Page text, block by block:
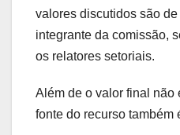
valores discutidos são
integrante da comissão,
os relatores setoriais.
Além de o valor final não
fonte do recurso também